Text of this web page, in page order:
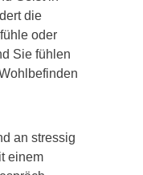
die
oder
Sie fühlen
an stressig
einem